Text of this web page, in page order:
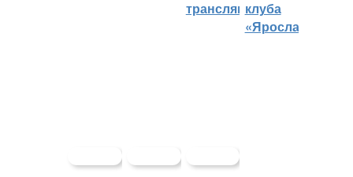
трансляцийклуба
«Ярославич»